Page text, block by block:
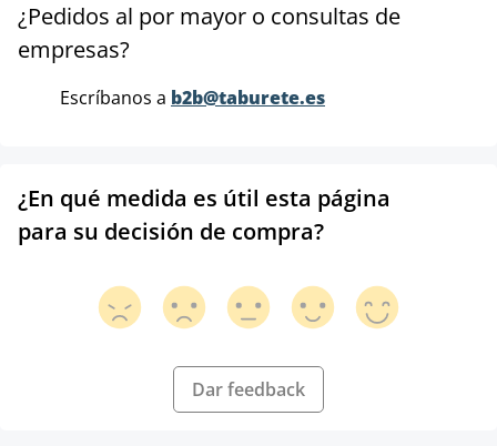
¿Pedidos al por mayor o consultas de
empresas?
Escríbanos a b2b@taburete.es
¿En qué medida es útil esta página
para su decisión de compra?
Dar feedback